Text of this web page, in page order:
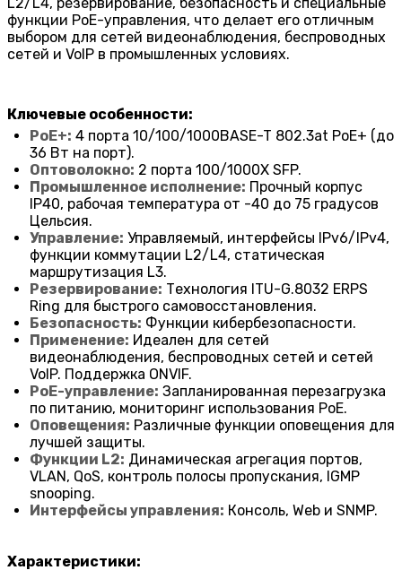
функции PoE-управления, что делает его отличным
выбором для сетей видеонаблюдения, беспроводных
сетей и VoIP в промышленных условиях.
Ключевые особенности:
PoE+: 4 порта 10/100/1000BASE-T 802.3at PoE+ (до
36 Вт на порт).
Оптоволокно: 2 порта 100/1000X SFP.
Промышленное исполнение: Прочный корпус
IP40, рабочая температура от -40 до 75 градусов
Цельсия.
Управление: Управляемый, интерфейсы IPv6/IPv4,
функции коммутации L2/L4, статическая
маршрутизация L3.
Резервирование: Технология ITU-G.8032 ERPS
Ring для быстрого самовосстановления.
Безопасность: Функции кибербезопасности.
Применение: Идеален для сетей
видеонаблюдения, беспроводных сетей и сетей
VoIP. Поддержка ONVIF.
PoE-управление: Запланированная перезагрузка
по питанию, мониторинг использования PoE.
Оповещения: Различные функции оповещения для
лучшей защиты.
Функции L2: Динамическая агрегация портов,
VLAN, QoS, контроль полосы пропускания, IGMP
snooping.
Интерфейсы управления: Консоль, Web и SNMP.
Характеристики: